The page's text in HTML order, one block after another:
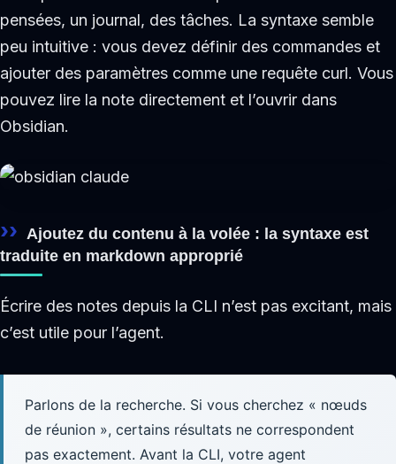
pensées, un journal, des tâches. La syntaxe semble
peu intuitive : vous devez définir des commandes et
ajouter des paramètres comme une requête curl. Vous
pouvez lire la note directement et l’ouvrir dans
Obsidian.
Ajoutez du contenu à la volée : la syntaxe est
traduite en markdown approprié
Écrire des notes depuis la CLI n’est pas excitant, mais
c’est utile pour l’agent.
Parlons de la recherche. Si vous cherchez « nœuds
de réunion », certains résultats ne correspondent
pas exactement. Avant la CLI, votre agent